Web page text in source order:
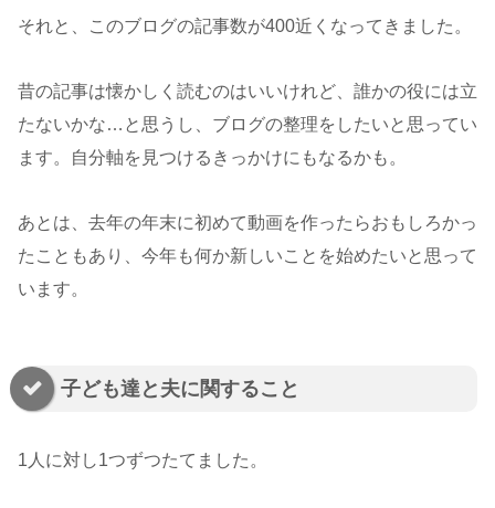
それと、このブログの記事数が400近くなってきました。
昔の記事は懐かしく読むのはいいけれど、誰かの役には立
たないかな…と思うし、ブログの整理をしたいと思ってい
ます。自分軸を見つけるきっかけにもなるかも。
あとは、去年の年末に初めて動画を作ったらおもしろかっ
たこともあり、今年も何か新しいことを始めたいと思って
います。
子ども達と夫に関すること
1人に対し1つずつたてました。